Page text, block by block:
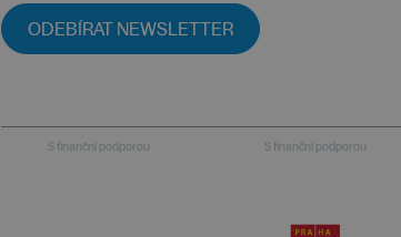
ODEBÍRAT NEWSLETTER
S finanční podporou S finanční podporou